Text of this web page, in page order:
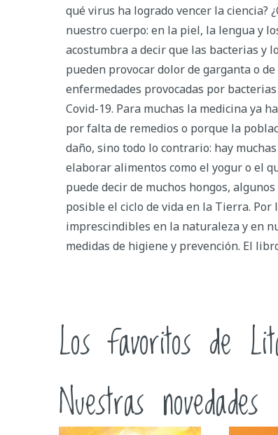
qué virus ha logrado vencer la ciencia?
nuestro cuerpo: en la piel, la lengua y
acostumbra a decir que las bacterias y
pueden provocar dolor de garganta o
enfermedades provocadas por
Covid-19. Para muchas la medicina ya
por falta de remedios o porque la
daño, sino todo lo contrario: hay
elaborar alimentos como el yogur o el
puede decir de muchos hongos,
posible el ciclo de vida en la Tierra.
imprescindibles en la naturaleza y en
medidas de higiene y prevención. El
Los favoritos de
Nuestras novedades